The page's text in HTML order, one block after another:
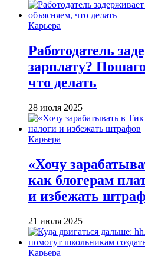
Карьера
Работодатель
зарплату?
что делать
28 июля 2025
Карьера
«Хочу
как блогерам
и избежать
21 июля 2025
Карьера